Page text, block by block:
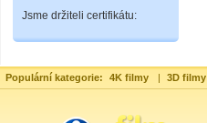
Jsme držiteli certifikátu:
Populární kategorie: 4K filmy | 3D filmy